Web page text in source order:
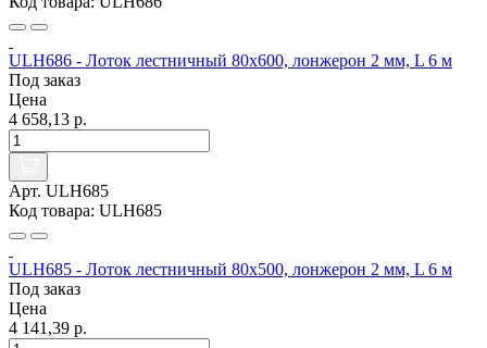
ULH686 - Лоток лестничный 80х600, лонжерон 2 мм, L 6 м
Под заказ
Цена
4 658,13 р.
Арт. ULH685
Код товара: ULH685
ULH685 - Лоток лестничный 80х500, лонжерон 2 мм, L 6 м
Под заказ
Цена
4 141,39 р.